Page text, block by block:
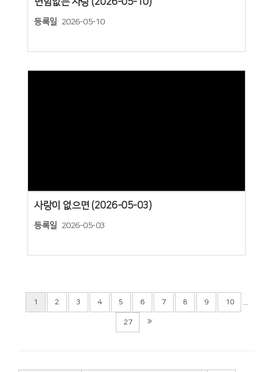
등록일 2026-05-10
사랑이 없으면 (2026-05-03)
등록일 2026-05-03
1 2 3 4 5 6 7 8 9 10
27